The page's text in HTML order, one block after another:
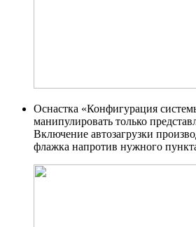
Оснастка «Конфигурация
манипулировать только
Включение автозагрузки
флажка напротив нужного